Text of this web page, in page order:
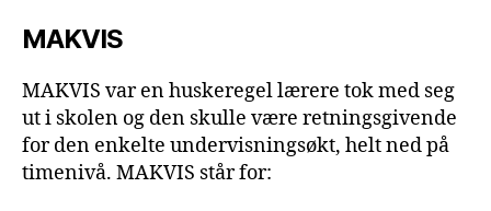
MAKVIS
MAKVIS var en huskeregel lærere tok med seg
ut i skolen og den skulle være retningsgivende
for den enkelte undervisningsøkt, helt ned på
timenivå. MAKVIS står for: